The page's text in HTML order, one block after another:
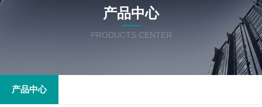
产品中心
PRODUCTS CENTER
产品中心